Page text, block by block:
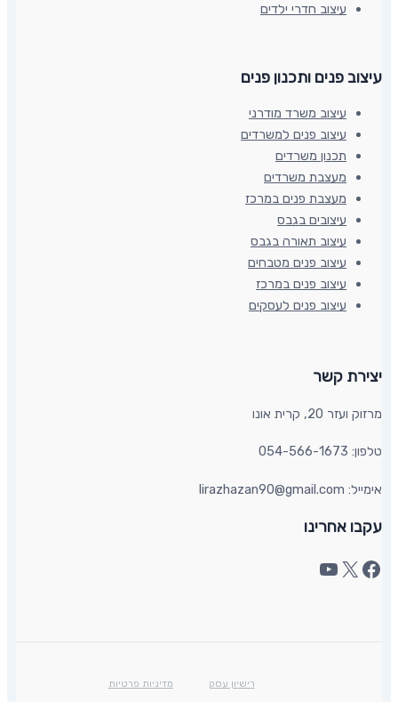
עיצוב חדרי ילדים
עיצוב פנים ותכנון פנים​
עיצוב משרד מודרני
עיצוב פנים למשרדים
תכנון משרדים
מעצבת משרדים
מעצבת פנים במרכז
עיצובים בגבס
עיצוב תאורה בגבס
עיצוב פנים מטבחים
עיצוב פנים במרכז
עיצוב פנים לעסקים
יצירת קשר​
מרזוק ועזר 20, קרית אונו​
טלפון: 054-566-1673
אימייל: lirazhazan90@gmail.com
עקבו אחרינו
רישיון עסק מדיניות פרטיות